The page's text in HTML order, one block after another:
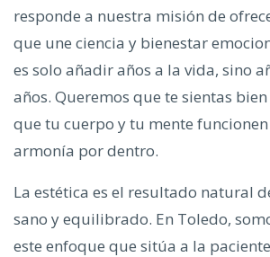
responde a nuestra misión de
que une ciencia y bienestar
es solo añadir años a la vida, sino
años. Queremos que te sientas
que tu cuerpo y tu mente
armonía por dentro.
La estética es el resultado natural
sano y equilibrado. En Toledo,
este enfoque que sitúa a la